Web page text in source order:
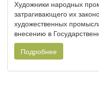
Художники народных
затрагивающего их
художественных
внесению в
Подробнее